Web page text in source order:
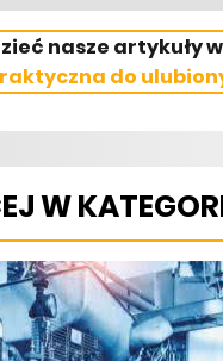
nasze artykuły
do
W